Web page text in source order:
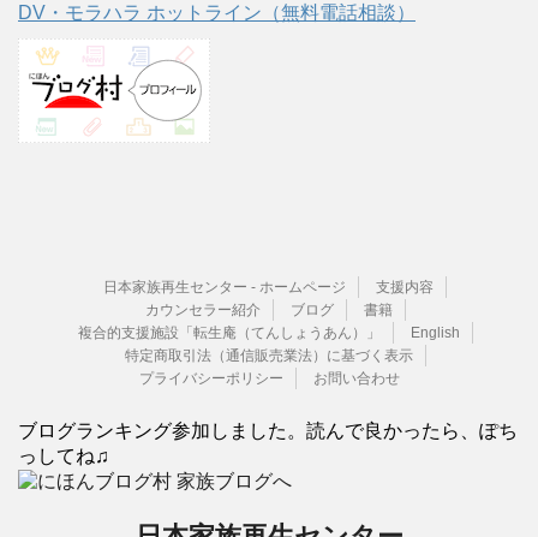
DV・モラハラ ホットライン（無料電話相談）
日本家族再生センター - ホームページ
支援内容
カウンセラー紹介
ブログ
書籍
複合的支援施設「転生庵（てんしょうあん）」
English
特定商取引法（通信販売業法）に基づく表示
プライバシーポリシー
お問い合わせ
ブログランキング参加しました。読んで良かったら、ぽち
っしてね♫